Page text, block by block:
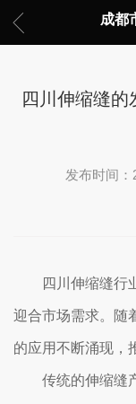
成都
四川伸缩缝
发布时间：
四川伸缩缝行
迎合市场需求。随
的应用不断涌现，
传统的伸缩缝